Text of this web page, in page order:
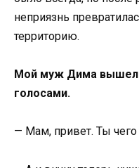
неприязнь
территорию.
Мой муж Дима вышел
голосами.
— Мам, привет. Ты чего